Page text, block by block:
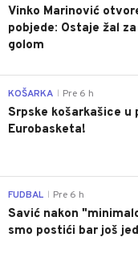
Vinko Marinović
pobjede: Ostaje žal
golom
KOŠARKA Pre 6 h
Srpske košarkašice u
Eurobasketa!
FUDBAL Pre 6 h
Savić nakon
smo postići bar još